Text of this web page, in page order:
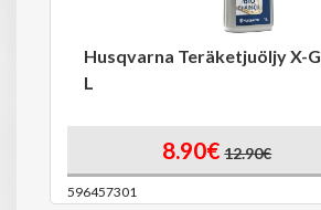
Husqvarna Teräketjuöljy X-
L
8.90€ 12.90€
596457301